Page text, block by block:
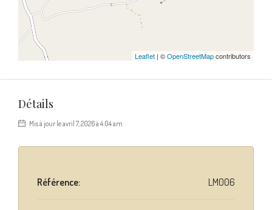
Leaflet | ©OpenStreetMapcontributors
Détails
Mis à jour le avril 7, 2026 à 4:04 am
Référence: LM006